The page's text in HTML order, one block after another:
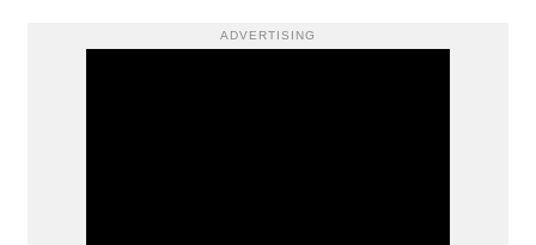
ADVERTISING